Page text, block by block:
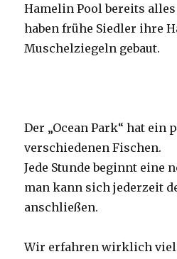
Hamelin Pool bereits
haben frühe Siedler ihre
Muschelziegeln gebaut.
Der „Ocean Park“ hat ein
verschiedenen Fischen.
Jede Stunde beginnt eine
man kann sich jederzeit
anschließen.
Wir erfahren wirklich viel